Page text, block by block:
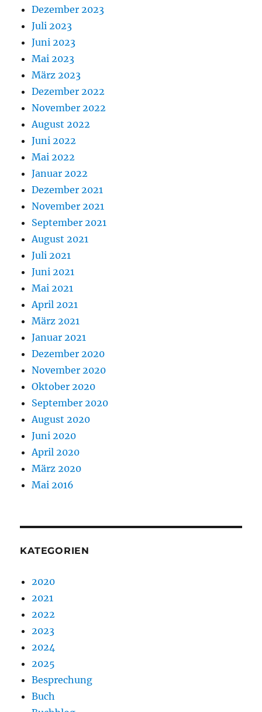
Dezember 2023
Juli 2023
Juni 2023
Mai 2023
März 2023
Dezember 2022
November 2022
August 2022
Juni 2022
Mai 2022
Januar 2022
Dezember 2021
November 2021
September 2021
August 2021
Juli 2021
Juni 2021
Mai 2021
April 2021
März 2021
Januar 2021
Dezember 2020
November 2020
Oktober 2020
September 2020
August 2020
Juni 2020
April 2020
März 2020
Mai 2016
KATEGORIEN
2020
2021
2022
2023
2024
2025
Besprechung
Buch